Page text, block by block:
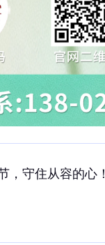
，守住从容的心！